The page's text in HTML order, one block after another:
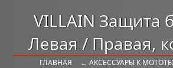
VILLAIN Защита
Левая / Правая,
ГЛАВНАЯ
← АКСЕССУАРЫ К